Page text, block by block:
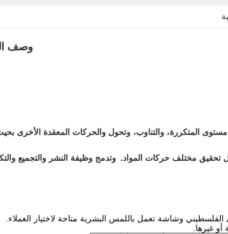
وصف
المتكررة، والتناوب، وتحول والحركات المعقدة الأخرى
تحقيق مختلف حركات المواد. وتدمج وظيفة النشر والتجميع
وشاشة تعمل باللمس البشرية متاحة لاختيار العملاء.
أو غيرها.